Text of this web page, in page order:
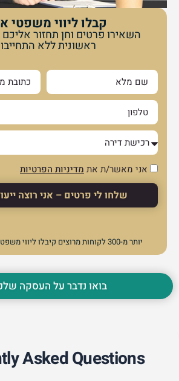
קבלו ליווי משפטי
השאירו פרטים וחן תחזור
ראשונית ללא
אני מאשר/ת את מדיניות הפרטיות
שלחו לי פרטים – אני רוצה
יותר מ-300 לקוחות מרוצים קיבלו ליווי משפטי בעסקאות נדל"ן.
בואו נדבר על העסקה
Asked Questions